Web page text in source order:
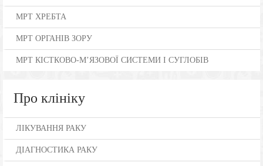
МРТ ХРЕБТА
МРТ ОРГАНІВ ЗОРУ
МРТ КІСТКОВО-М’ЯЗОВОЇ СИСТЕМИ І СУГЛОБІВ
Про клініку
ЛІКУВАННЯ РАКУ
ДІАГНОСТИКА РАКУ